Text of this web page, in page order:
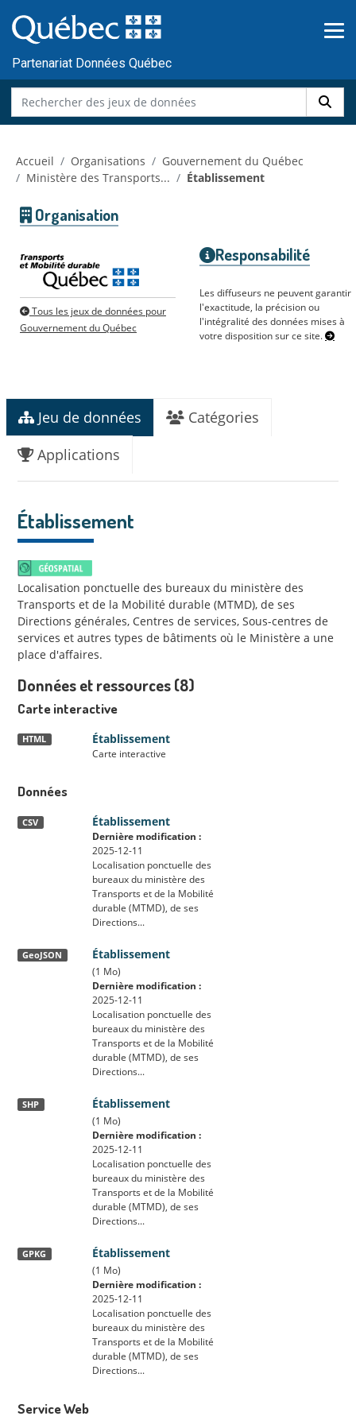
au
contenu
Partenariat Données Québec
Accueil Organisations
Gouvernement du Québec
Ministère des Transports...
Établissement
Organisation
Tous les jeux de données pour
Gouvernement du Québec
Responsabilité
Les diffuseurs ne peuvent garantir
l'exactitude, la précision ou
l'intégralité des données mises à
votre disposition sur ce site.
Jeu de données
Catégories
Applications
Établissement
Localisation ponctuelle des bureaux du ministère des
Transports et de la Mobilité durable (MTMD), de ses
Directions générales, Centres de services, Sous-centres de
services et autres types de bâtiments où le Ministère a une
place d'affaires.
Données et ressources (8)
Carte interactive
Établissement
HTML
Carte interactive
Données
Établissement
CSV
Dernière modification :
2025-12-11
Localisation ponctuelle des
bureaux du ministère des
Transports et de la Mobilité
durable (MTMD), de ses
Directions...
Établissement
GeoJSON
(1 Mo)
Dernière modification :
2025-12-11
Localisation ponctuelle des
bureaux du ministère des
Transports et de la Mobilité
durable (MTMD), de ses
Directions...
Établissement
SHP
(1 Mo)
Dernière modification :
2025-12-11
Localisation ponctuelle des
bureaux du ministère des
Transports et de la Mobilité
durable (MTMD), de ses
Directions...
Établissement
GPKG
(1 Mo)
Dernière modification :
2025-12-11
Localisation ponctuelle des
bureaux du ministère des
Transports et de la Mobilité
durable (MTMD), de ses
Directions...
Service Web